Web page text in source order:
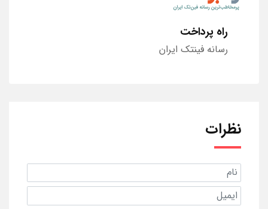
راه پرداخت
رسانه فینتک ایران
نظرات